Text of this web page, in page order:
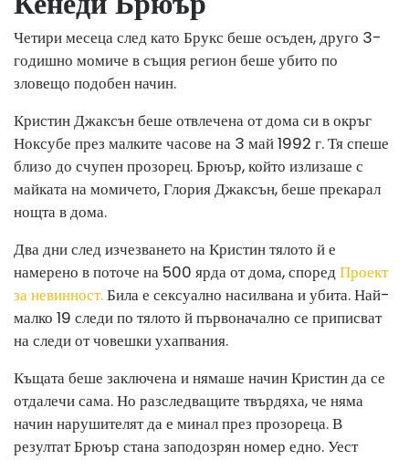
Четири месеца след като Брукс беше осъден, друго 3-
годишно момиче в същия регион беше убито по
зловещо подобен начин.
Кристин Джаксън беше отвлечена от дома си в окръг
Ноксубе през малките часове на 3 май 1992 г. Тя спеше
близо до счупен прозорец. Брюър, който излизаше с
майката на момичето, Глория Джаксън, беше прекарал
нощта в дома.
Два дни след изчезването на Кристин тялото й е
намерено в поточе на 500 ярда от дома, споредПроект
за невинност.Била е сексуално насилвана и убита. Най-
малко 19 следи по тялото й първоначално се приписват
на следи от човешки ухапвания.
Къщата беше заключена и нямаше начин Кристин да се
отдалечи сама. Но разследващите твърдяха, че няма
начин нарушителят да е минал през прозореца. В
резултат Брюър стана заподозрян номер едно. Уест